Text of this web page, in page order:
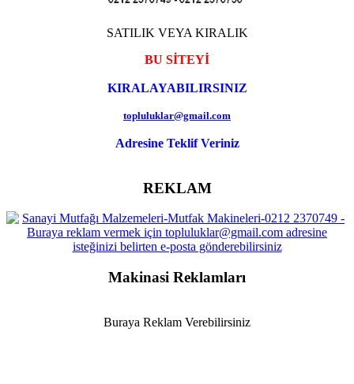
SATILIK VEYA KIRALIK
BU SİTEYİ
KIRALAYABILIRSINIZ
topluluklar@gmail.com
Adresine Teklif Veriniz
REKLAM
Makinasi Reklamları
Buraya Reklam Verebilirsiniz